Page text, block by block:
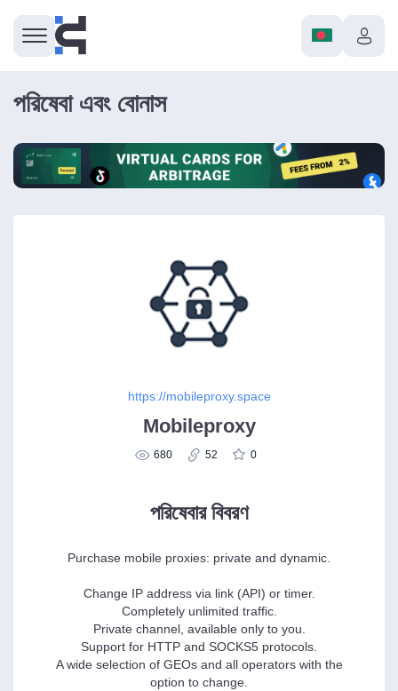
পরিষেবা এবং বোনাস
https://mobileproxy.space
Mobileproxy
680 52 0
পরিষেবার বিবরণ
Purchase mobile proxies: private and dynamic.
Change IP address via link (API) or timer.
Completely unlimited traffic.
Private channel, available only to you.
Support for HTTP and SOCKS5 protocols.
A wide selection of GEOs and all operators with the
option to change.